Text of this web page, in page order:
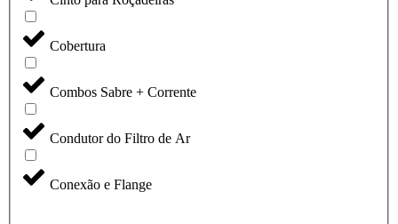
Cobertura
Combos Sabre + Corrente
Condutor do Filtro de Ar
Conexão e Flange